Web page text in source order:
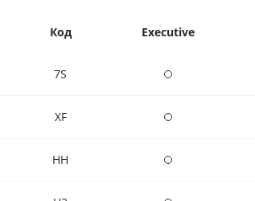
Код Executive
7S Опции
XF Опции
HH Опции